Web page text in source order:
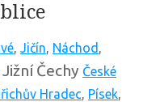
, Jičín, Náchod ,
Jižní Čechy České
Hradec, Písek,